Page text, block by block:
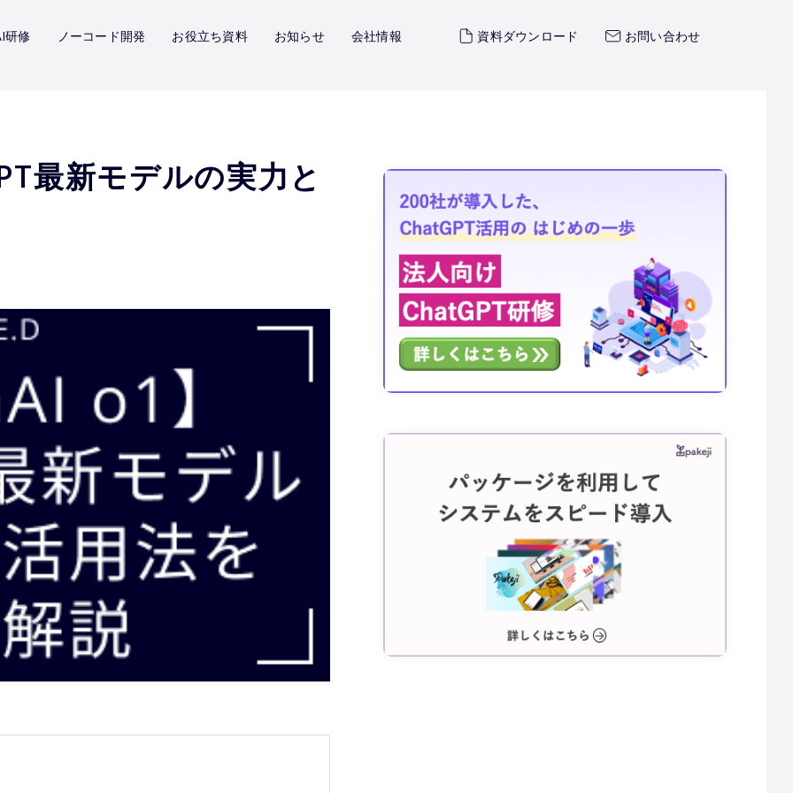
研修 ノーコード開発 お役立ち資料 お知らせ 会社情報 資料ダウンロード お問い合わせ
最新モデルの実力と